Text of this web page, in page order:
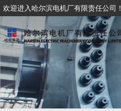
欢迎进入哈尔滨电机厂有限责任公司！